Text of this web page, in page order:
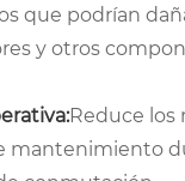
que podrían
y otros
Reduce los
mantenimiento